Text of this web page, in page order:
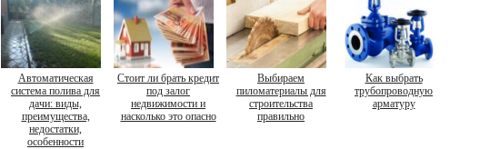
Автоматическая
система полива для
дачи: виды,
преимущества,
недостатки,
особенности
Стоит ли брать кредит
под залог
недвижимости и
насколько это опасно
Выбираем
пиломатериалы для
строительства
правильно
Как выбрать
трубопроводную
арматуру